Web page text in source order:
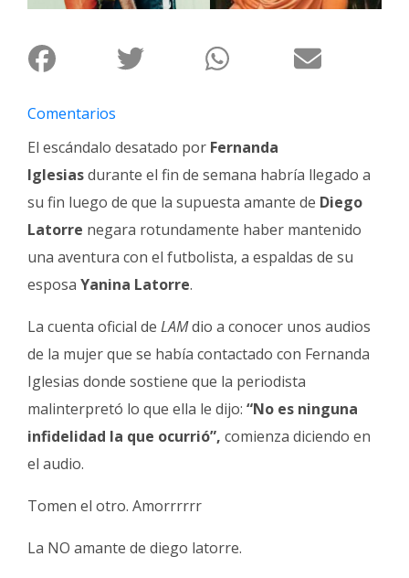
Fotos
Fúnebres
Comentarios
El escándalo desatado por Fernanda
Iglesiasdurante el fin de semana habría llegado a
su fin luego de que la supuesta amante de Diego
Latorre negara rotundamente haber mantenido
una aventura con el futbolista, a espaldas de su
esposa Yanina Latorre.
La cuenta oficial de LAMdio a conocer unos audios
de la mujer que se había contactado con Fernanda
Iglesias donde sostiene que la periodista
malinterpretó lo que ella le dijo: “No es ninguna
infidelidad la que ocurrió”, comienza diciendo en
el audio.
Tomen el otro. Amorrrrrr
La NO amante de diego latorre.